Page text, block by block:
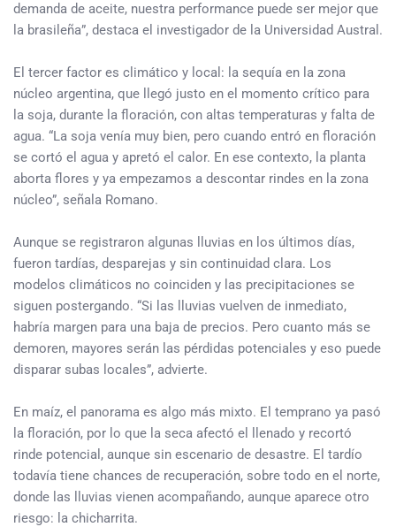
demanda de aceite, nuestra performance puede ser mejor que
la brasileña”, destaca el investigador de la Universidad Austral.
El tercer factor es climático y local: la sequía en la zona
núcleo argentina, que llegó justo en el momento crítico para
la soja, durante la floración, con altas temperaturas y falta de
agua. “La soja venía muy bien, pero cuando entró en floración
se cortó el agua y apretó el calor. En ese contexto, la planta
aborta flores y ya empezamos a descontar rindes en la zona
núcleo”, señala Romano.
Aunque se registraron algunas lluvias en los últimos días,
fueron tardías, desparejas y sin continuidad clara. Los
modelos climáticos no coinciden y las precipitaciones se
siguen postergando. “Si las lluvias vuelven de inmediato,
habría margen para una baja de precios. Pero cuanto más se
demoren, mayores serán las pérdidas potenciales y eso puede
disparar subas locales”, advierte.
En maíz, el panorama es algo más mixto. El temprano ya pasó
la floración, por lo que la seca afectó el llenado y recortó
rinde potencial, aunque sin escenario de desastre. El tardío
todavía tiene chances de recuperación, sobre todo en el norte,
donde las lluvias vienen acompañando, aunque aparece otro
riesgo: la chicharrita.